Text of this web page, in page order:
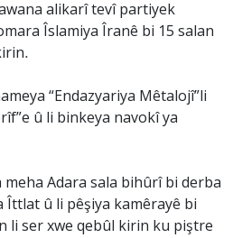
alikarî tevî partiyek
Îslamiya Îranê bi 15 salan
“Endazyariya Mêtalojî”li
û li binkeya navokî ya
Adara sala bihûrî bi derba
Îttlat û li pêşiya kamêrayê bi
li ser xwe qebûl kirin ku piştre